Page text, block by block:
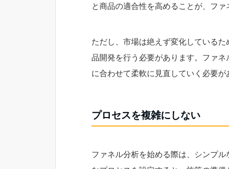
と商品の適合性を高めることが、ファ
ただし、市場は絶えず変化している
品開発を行う必要があります。ファ
に合わせて柔軟に見直していく必要が
プロセスを複雑にしない
ファネル分析を始める際は、シンプ